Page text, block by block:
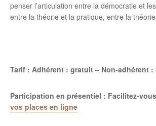
penser l’articulation entre la démocratie et
entre la théorie et la pratique, entre la théorie
Tarif : Adhérent : gratuit – Non-adhérent :
Participation en présentiel : Facilitez-
vos places en ligne